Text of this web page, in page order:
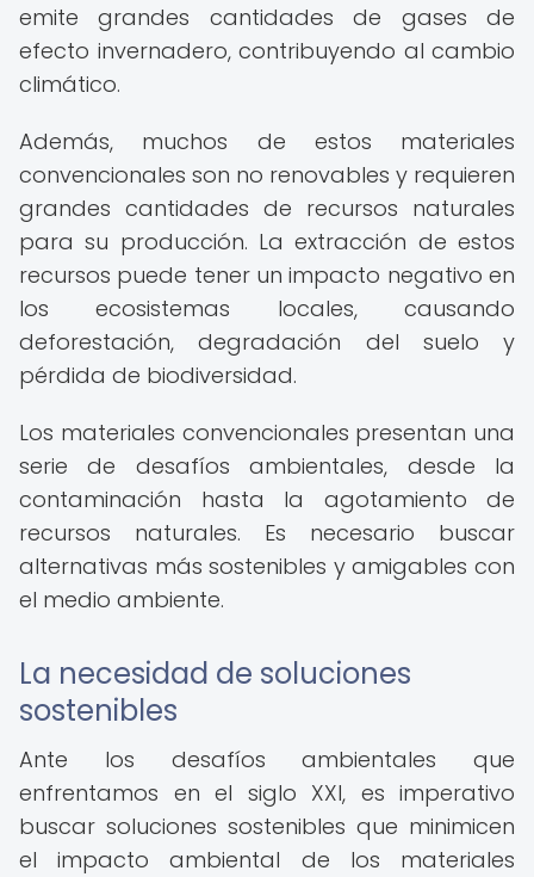
emite grandes cantidades de gases de
efecto invernadero, contribuyendo al cambio
climático.
Además, muchos de estos materiales
convencionales son no renovables y requieren
grandes cantidades de recursos naturales
para su producción. La extracción de estos
recursos puede tener un impacto negativo en
los ecosistemas locales, causando
deforestación, degradación del suelo y
pérdida de biodiversidad.
Los materiales convencionales presentan una
serie de desafíos ambientales, desde la
contaminación hasta la agotamiento de
recursos naturales. Es necesario buscar
alternativas más sostenibles y amigables con
el medio ambiente.
La necesidad de soluciones
sostenibles
Ante los desafíos ambientales que
enfrentamos en el siglo XXI, es imperativo
buscar soluciones sostenibles que minimicen
el impacto ambiental de los materiales